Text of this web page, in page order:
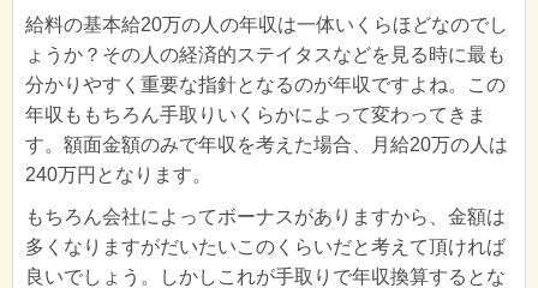
給料の基本給20万の人の年収は一体いくらほどなのでし
ょうか？その人の経済的ステイタスなどを見る時に最も
分かりやすく重要な指針となるのが年収ですよね。この
年収ももちろん手取りいくらかによって変わってきま
す。額面金額のみで年収を考えた場合、月給20万の人は
240万円となります。
もちろん会社によってボーナスがありますから、金額は
多くなりますがだいたいこのくらいだと考えて頂ければ
良いでしょう。しかしこれが手取りで年収換算するとな